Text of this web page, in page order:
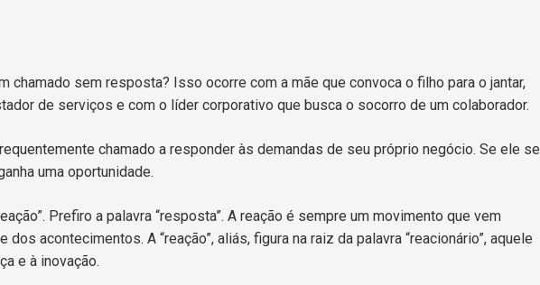
chamado sem resposta? Isso ocorre com a mãe que convoca o filho para o jantar,
de serviços e com o líder corporativo que busca o socorro de um colaborador.
chamado a responder às demandas de seu próprio negócio. Se ele se
uma oportunidade.
Prefiro a palavra “resposta”. A reação é sempre um movimento que vem
acontecimentos. A “reação”, aliás, figura na raiz da palavra “reacionário”, aquele
e à inovação.